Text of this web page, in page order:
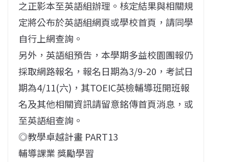
之正影本至英語組辦理。核定結果與相關規
定將公布於英語組網頁或學校首頁，請同學
自行上網查詢。
另外，英語組預告，本學期多益校園團報仍
採取網路報名，報名日期為3/9-20，考試日
期為4/11(六)，其TOEIC英檢輔導班開班報
名及其他相關資訊請留意銘傳首頁消息，或
至英語組查詢。
◎教學卓越計畫 PART13
輔導課業 獎勵學習